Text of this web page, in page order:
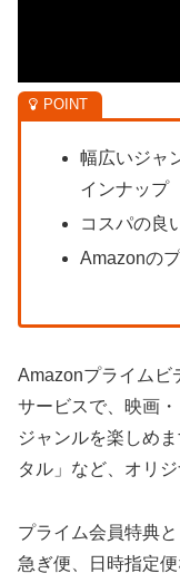
幅広いジャ
インナップ
コスパの良
Amazonの
Amazonプライムビ
サービスで、映画
ジャンルを楽しめ
タル」など、オリ
プライム会員特典
急ぎ便、日時指定